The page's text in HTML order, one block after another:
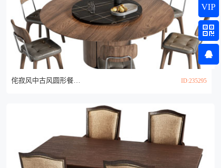
侘寂风中古风圆形餐桌椅组合3d模型 ID:235295
VIP